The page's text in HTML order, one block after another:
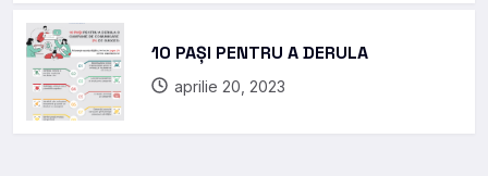
10 PAȘI PENTRU A DERULA
aprilie 20, 2023